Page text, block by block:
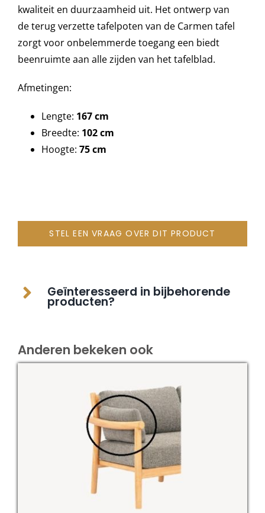
Accessoires en Kado
Onze merken
kwaliteit en duurzaamheid uit. Het ontwerp van
de terug verzette tafelpoten van de Carmen tafel
zorgt voor onbelemmerde toegang een biedt
beenruimte aan alle zijden van het tafelblad.
Afmetingen:
Lengte: 167 cm
Breedte: 102 cm
Hoogte: 75 cm
STEL EEN VRAAG OVER DIT PRODUCT
Geïnteresseerd in bijbehorende
producten?
Anderen bekeken ook